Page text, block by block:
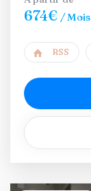
674€ / Mois
RSS